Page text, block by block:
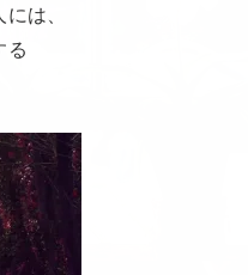
は、
る